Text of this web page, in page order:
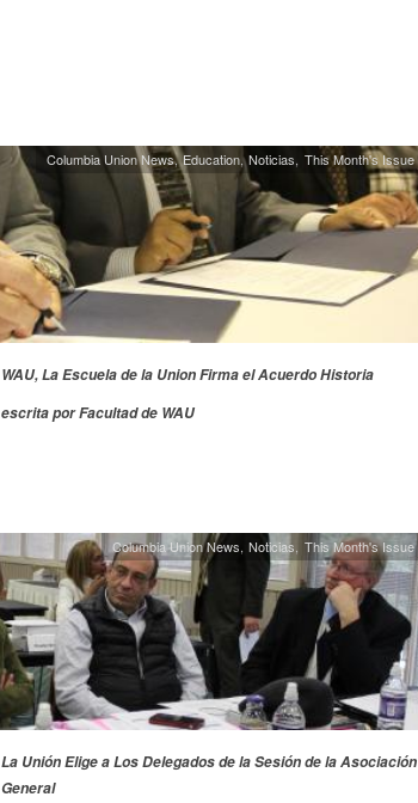
Columbia Union News Education Noticias This Month's Issue
WAU, La Escuela de la Union Firma el Acuerdo Historia
escrita por Facultad de WAU
Columbia Union News Noticias This Month's Issue
La Unión Elige a Los Delegados de la Sesión de la Asociación
General